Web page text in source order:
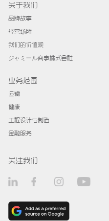
关于我们
品牌故事
经营场所
我们的价值观
ジャミール商事株式会社
业务范围
运输
健康
工程设计与制造
金融服务
关注我们